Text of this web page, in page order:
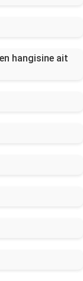
hangisine ait